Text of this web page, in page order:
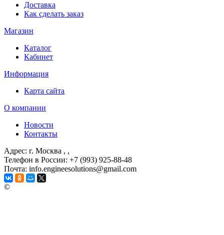
Доставка
Как сделать заказ
Магазин
Каталог
Кабинет
Информация
Карта сайта
О компании
Новости
Контакты
Адрес: г. Москва , ,
Телефон в России: +7 (993) 925-88-48
Почта: info.engineesolutions@gmail.com
©